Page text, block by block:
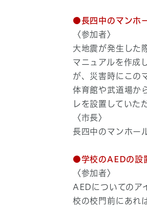
●長四中のマンホ
〈参加者〉
大地震が発生した
マニュアルを作成
が、災害時にこの
体育館や武道場か
レを設置していた
〈市長〉
長四中のマンホー
●学校のAEDの設
〈参加者〉
AEDについてのア
校の校門前にあれ